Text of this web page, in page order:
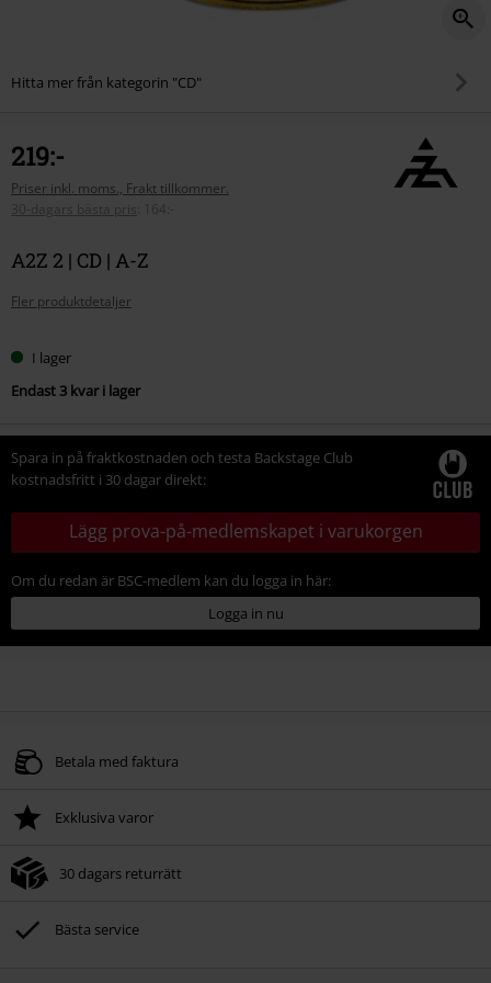
Hitta mer från kategorin "CD"
219:-
Priser inkl. moms., Frakt tillkommer.
30-dagars bästa pris
164:-
A2Z 2 | CD | A-Z
Fler produktdetaljer
I lager
Endast 3 kvar i lager
Spara in på fraktkostnaden och testa Backstage Club
kostnadsfritt i 30 dagar direkt:
Lägg prova-på-medlemskapet i varukorgen
Om du redan är BSC-medlem kan du logga in här:
Logga in nu
Betala med faktura
Exklusiva varor
30 dagars returrätt
Bästa service